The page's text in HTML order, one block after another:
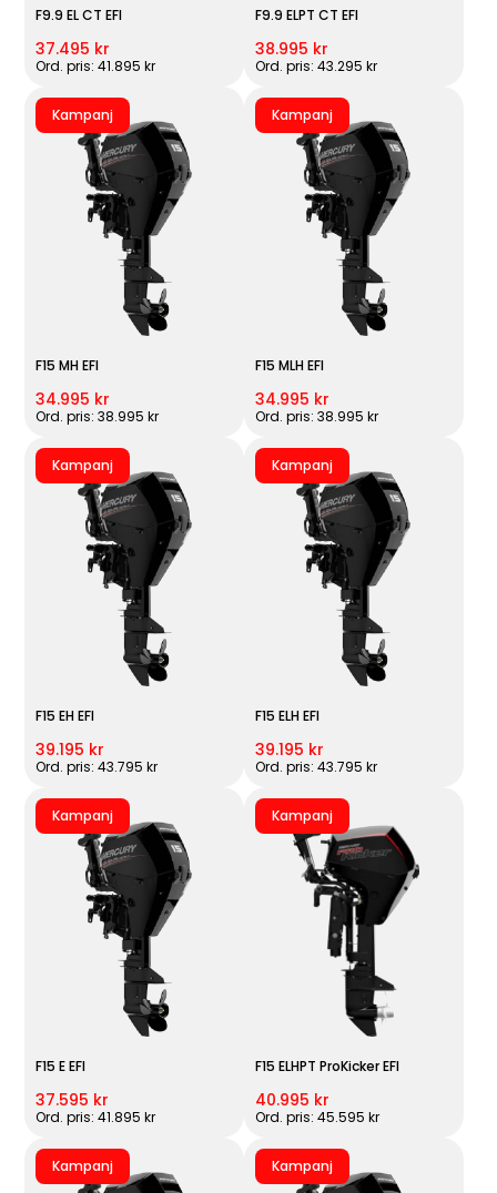
F9.9 EL CT EFI
37.495 kr
Ord. pris: 41.895 kr
F9.9 ELPT CT EFI
38.995 kr
Ord. pris: 43.295 kr
Kampanj
F15 MH EFI
34.995 kr
Ord. pris: 38.995 kr
Kampanj
F15 MLH EFI
34.995 kr
Ord. pris: 38.995 kr
Kampanj
F15 EH EFI
39.195 kr
Ord. pris: 43.795 kr
Kampanj
F15 ELH EFI
39.195 kr
Ord. pris: 43.795 kr
Kampanj
F15 E EFI
37.595 kr
Ord. pris: 41.895 kr
Kampanj
F15 ELHPT ProKicker EFI
40.995 kr
Ord. pris: 45.595 kr
Kampanj Kampanj